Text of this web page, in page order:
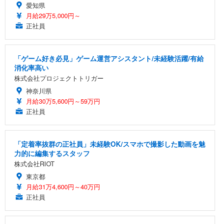
愛知県
月給29万5,000円～
正社員
「ゲーム好き必見」ゲーム運営アシスタント/未経験活躍/有給
消化率高い
株式会社プロジェクトトリガー
神奈川県
月給30万5,600円～59万円
正社員
「定着率抜群の正社員」未経験OK/スマホで撮影した動画を魅
力的に編集するスタッフ
株式会社RIOT
東京都
月給31万4,600円～40万円
正社員